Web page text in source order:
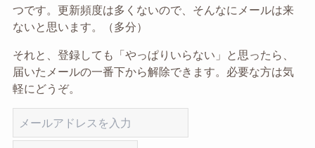
つです。更新頻度は多くないので、そんなにメールは来
ないと思います。（多分）
それと、登録しても「やっぱりいらない」と思ったら、
届いたメールの一番下から解除できます。必要な方は気
軽にどうぞ。